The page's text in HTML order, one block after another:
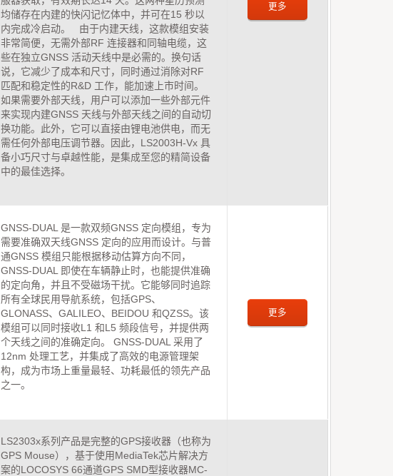
均储存在内建的快闪记忆体中，并可在15 秒以
内完成冷启动。 由于内建天线，这款模组安装
非常简便，无需外部RF 连接器和同轴电缆，这
些在独立GNSS 活动天线中是必需的。换句话
说，它减少了成本和尺寸，同时通过消除对RF
匹配和稳定性的R&D 工作，能加速上市时间。
如果需要外部天线，用户可以添加一些外部元件
来实现内建GNSS 天线与外部天线之间的自动切
换功能。此外，它可以直接由锂电池供电，而无
需任何外部电压调节器。因此，LS2003H-Vx 具
备小巧尺寸与卓越性能，是集成至您的精简设备
中的最佳选择。
更多
GNSS-DUAL 是一款双频GNSS 定向模组，专为
需要准确双天线GNSS 定向的应用而设计。与普
通GNSS 模组只能根据移动估算方向不同，
GNSS-DUAL 即使在车辆静止时，也能提供准确
的定向角，并且不受磁场干扰。它能够同时追踪
所有全球民用导航系统，包括GPS、
GLONASS、GALILEO、BEIDOU 和QZSS。该
模组可以同时接收L1 和L5 频段信号，并提供两
个天线之间的准确定向。 GNSS-DUAL 采用了
12nm 处理工艺，并集成了高效的电源管理架
构，成为市场上重量最轻、功耗最低的领先产品
之一。
更多
LS2303x系列产品是完整的GPS接收器（也称为
GPS Mouse），基于使用MediaTek芯片解决方
案的LOCOSYS 66通道GPS SMD型接收器MC-